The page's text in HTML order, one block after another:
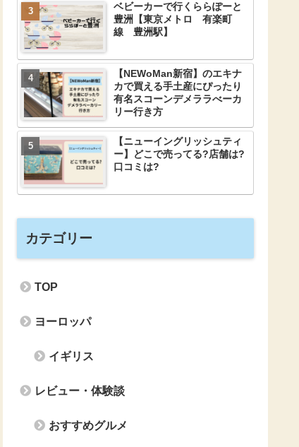
ベビーカーで行くららぽーと
豊洲【東京メトロ 有楽町
線 豊洲駅】
【NEWoMan新宿】のエキナ
カで買える手土産にぴったり
有名スコーンデメララべーカ
リー行き方
【ニューイングリッシュティ
ー】どこで売ってる?店舗は?
口コミは?
カテゴリー
TOP
ヨーロッパ
イギリス
レビュー・体験談
おすすめグルメ